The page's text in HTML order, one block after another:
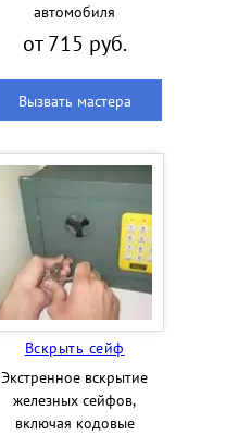
автомобиля
от 715 руб.
Вызвать мастера
Вскрыть сейф
Экстренное вскрытие
железных сейфов,
включая кодовые